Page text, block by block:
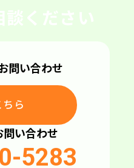
談ください
問い合わせ
ちら
ちら
問い合わせ
5283